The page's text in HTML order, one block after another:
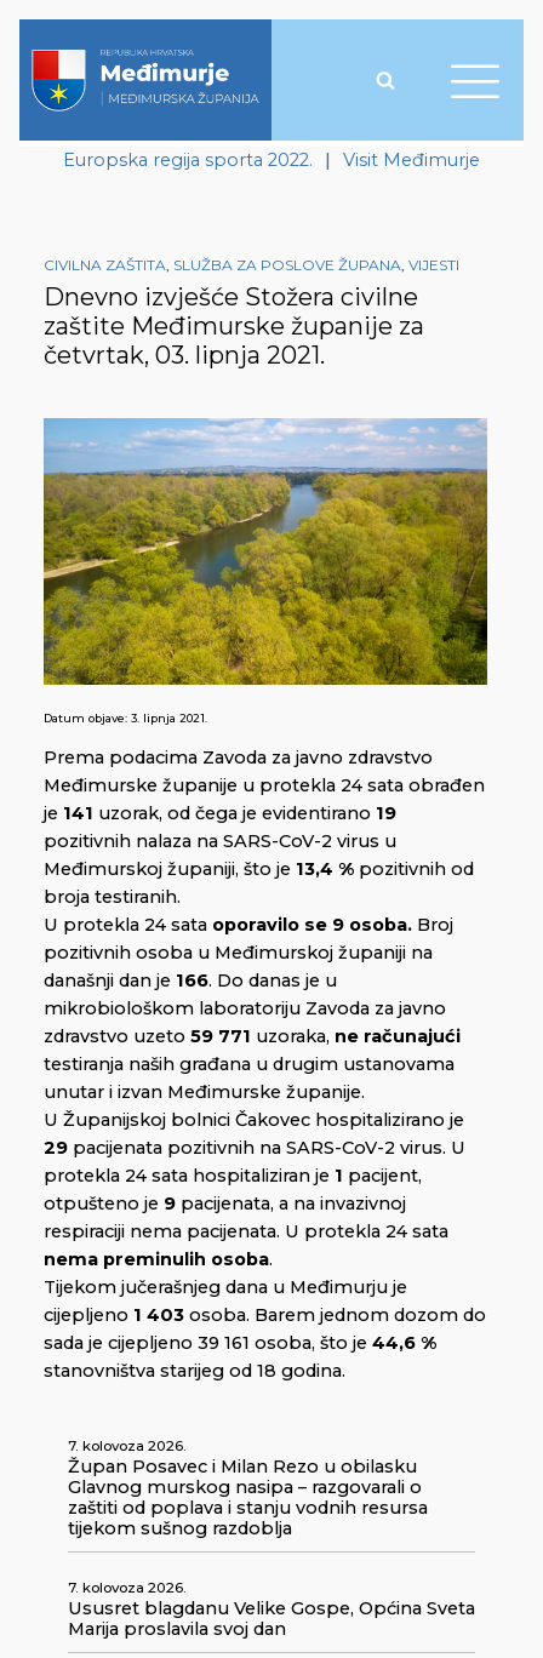
Europska regija sporta 2022. | Visit Međimurje
CIVILNA ZAŠTITA, SLUŽBA ZA POSLOVE ŽUPANA, VIJESTI
Dnevno izvješće Stožera civilne
zaštite Međimurske županije za
četvrtak, 03. lipnja 2021.
Datum objave: 3. lipnja 2021.
Prema podacima Zavoda za javno zdravstvo
Međimurske županije u protekla 24 sata obrađen
je 141 uzorak, od čega je evidentirano 19
pozitivnih nalaza na SARS-CoV-2 virus u
Međimurskoj županiji, što je 13,4 % pozitivnih od
broja testiranih.
U protekla 24 sata oporavilo se 9 osoba. Broj
pozitivnih osoba u Međimurskoj županiji na
današnji dan je 166. Do danas je u
mikrobiološkom laboratoriju Zavoda za javno
zdravstvo uzeto 59 771 uzoraka, ne računajući
testiranja naših građana u drugim ustanovama
unutar i izvan Međimurske županije.
U Županijskoj bolnici Čakovec hospitalizirano je
29 pacijenata pozitivnih na SARS-CoV-2 virus. U
protekla 24 sata hospitaliziran je 1 pacijent,
otpušteno je 9 pacijenata, a na invazivnoj
respiraciji nema pacijenata. U protekla 24 sata
nema preminulih osoba.
Tijekom jučerašnjeg dana u Međimurju je
cijepljeno 1 403 osoba. Barem jednom dozom do
sada je cijepljeno 39 161 osoba, što je 44,6 %
stanovništva starijeg od 18 godina.
7. kolovoza 2026.
Župan Posavec i Milan Rezo u obilasku
Glavnog murskog nasipa – razgovarali o
zaštiti od poplava i stanju vodnih resursa
tijekom sušnog razdoblja
7. kolovoza 2026.
Ususret blagdanu Velike Gospe, Općina Sveta
Marija proslavila svoj dan